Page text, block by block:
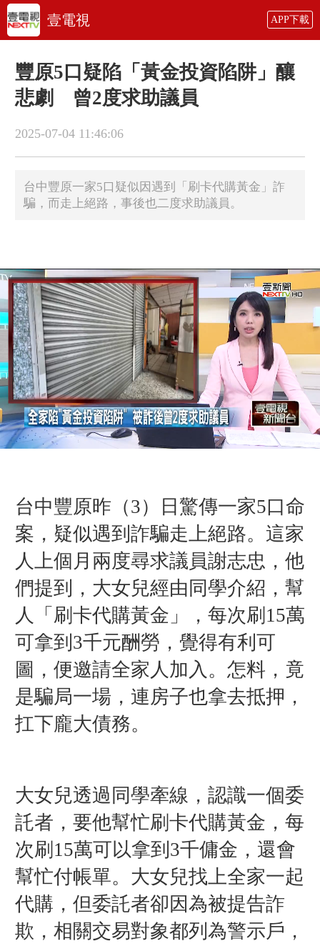
壹電視 APP下載
豐原5口疑陷「黃金投資陷阱」釀
悲劇 曾2度求助議員
2025-07-04 11:46:06
台中豐原一家5口疑似因遇到「刷卡代購黃金」詐
騙，而走上絕路，事後也二度求助議員。
台中豐原昨（3）日驚傳一家5口命
案，疑似遇到詐騙走上絕路。這家
人上個月兩度尋求議員謝志忠，他
們提到，大女兒經由同學介紹，幫
人「刷卡代購黃金」，每次刷15萬
可拿到3千元酬勞，覺得有利可
圖，便邀請全家人加入。怎料，竟
是騙局一場，連房子也拿去抵押，
扛下龐大債務。
大女兒透過同學牽線，認識一個委
託者，要他幫忙刷卡代購黃金，每
次刷15萬可以拿到3千傭金，還會
幫忙付帳單。大女兒找上全家一起
代購，但委託者卻因為被提告詐
欺，相關交易對象都列為警示戶，